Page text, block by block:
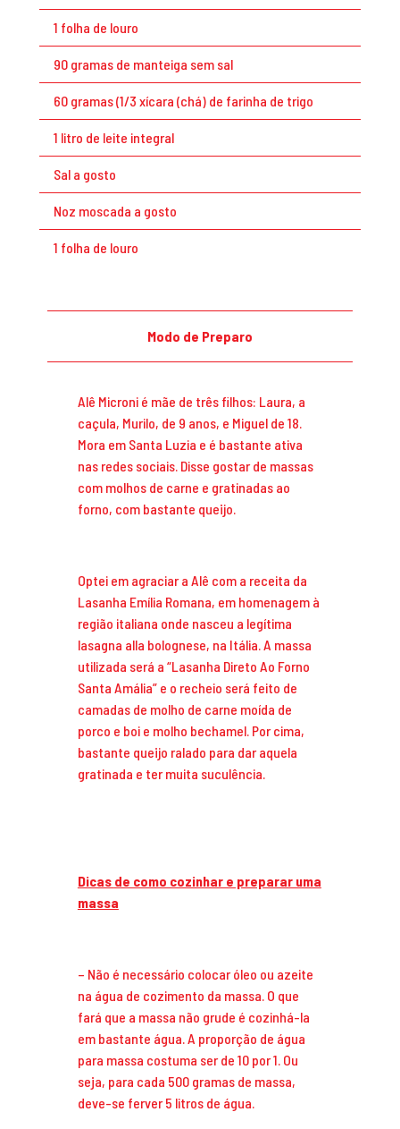
1 folha de louro
90 gramas de manteiga sem sal
60 gramas (1/3 xícara (chá) de farinha de trigo
1 litro de leite integral
Sal a gosto
Noz moscada a gosto
1 folha de louro
Modo de Preparo
Alê Microni é mãe de três filhos: Laura, a
caçula, Murilo, de 9 anos, e Miguel de 18.
Mora em Santa Luzia e é bastante ativa
nas redes sociais. Disse gostar de massas
com molhos de carne e gratinadas ao
forno, com bastante queijo.
Optei em agraciar a Alê com a receita da
Lasanha Emília Romana, em homenagem à
região italiana onde nasceu a legítima
lasagna alla bolognese, na Itália. A massa
utilizada será a “Lasanha Direto Ao Forno
Santa Amália” e o recheio será feito de
camadas de molho de carne moída de
porco e boi e molho bechamel. Por cima,
bastante queijo ralado para dar aquela
gratinada e ter muita suculência.
Dicas de como cozinhar e preparar uma
massa
– Não é necessário colocar óleo ou azeite
na água de cozimento da massa. O que
fará que a massa não grude é cozinhá-la
em bastante água. A proporção de água
para massa costuma ser de 10 por 1. Ou
seja, para cada 500 gramas de massa,
deve-se ferver 5 litros de água.